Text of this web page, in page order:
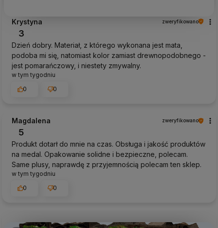
Krystyna zweryfikowano
3
Dzień dobry. Materiał, z którego wykonana jest mata,
podoba mi się, natomiast kolor zamiast drewnopodobnego -
jest pomarańczowy, i niestety zmywalny.
w tym tygodniu
0
0
Magdalena zweryfikowano
5
Produkt dotarł do mnie na czas. Obsługa i jakość produktów
na medal. Opakowanie solidne i bezpieczne, polecam.
Same plusy, naprawdę z przyjemnością polecam ten sklep.
w tym tygodniu
0
0